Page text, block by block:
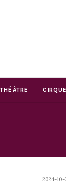
THÉÂTRE CIRQUE
2024-10-